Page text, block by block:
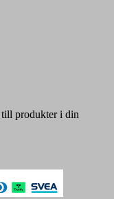
till produkter i din